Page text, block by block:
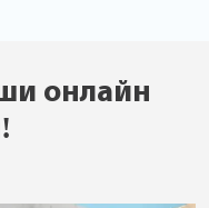
онлайн